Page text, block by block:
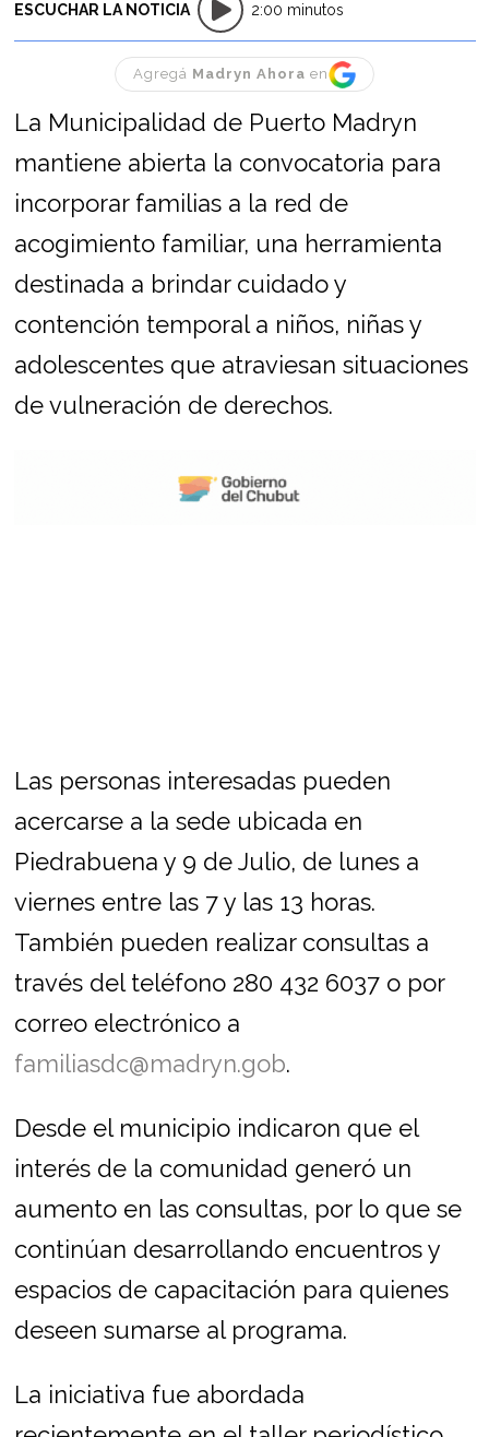
ESCUCHAR LA NOTICIA
2:00 minutos
Agregá Madryn Ahora en
La Municipalidad de Puerto Madryn
mantiene abierta la convocatoria para
incorporar familias a la red de
acogimiento familiar, una herramienta
destinada a brindar cuidado y
contención temporal a niños, niñas y
adolescentes que atraviesan situaciones
de vulneración de derechos.
Las personas interesadas pueden
acercarse a la sede ubicada en
Piedrabuena y 9 de Julio, de lunes a
viernes entre las 7 y las 13 horas.
También pueden realizar consultas a
través del teléfono 280 432 6037 o por
correo electrónico a
familiasdc@madryn.gob.
Desde el municipio indicaron que el
interés de la comunidad generó un
aumento en las consultas, por lo que se
continúan desarrollando encuentros y
espacios de capacitación para quienes
deseen sumarse al programa.
La iniciativa fue abordada